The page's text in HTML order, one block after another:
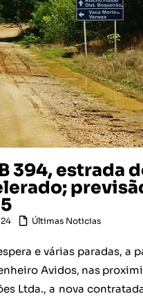
394, estrada
Últimas Noticias
e várias paradas, a
Avidos, nas
Ltda., a nova